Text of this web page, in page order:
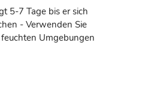
5-7 Tage bis er sich
- Verwenden Sie
Umgebungen